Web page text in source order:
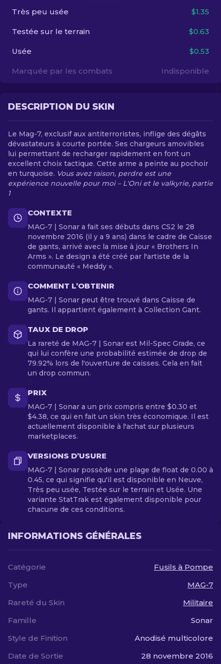
Très peu usée $1.35
Testée sur le terrain $0.63
Usée $0.53
Marquée par les combats Indisponible
DESCRIPTION DU SKIN
Le Mag-7, exclusif aux antiterroristes, inflige des dégâts
dévastateurs à courte portée. Ses chargeurs amovibles
lui permettant de recharger rapidement en font un
excellent choix tactique. Cette arme a peinte au pochoir
en turquoise. Vous avez raison, perdre est une
expérience nouvelle pour moi – L'Oni et le valkyrie, partie
1
CONTEXTE
MAG-7 | Sonar a fait ses débuts dans CS2 le 28
novembre 2016 (il y a 9 ans) dans le cadre de Caisse
de gants, arrivé avec la mise à jour « Brothers In
Arms ». Le design a été créé par l'artiste de la
communauté « Meddy ».
COMMENT L’OBTENIR
MAG-7 | Sonar peut être trouvé dans Caisse de
gants. Il appartient également à Collection Gant.
TAUX DE DROP
La rareté de MAG-7 | Sonar est Mil-Spec Grade, ce
qui lui confère une probabilité estimée de drop de
79.92% lors de l'ouverture de caisses. Cela en fait
un drop commun.
PRIX
MAG-7 | Sonar a un prix compris entre $0.30 et
$4.38, ce qui en fait un skin très économique. Il est
actuellement disponible à l'achat sur plusieurs
marketplaces.
VERSIONS D’USURE
MAG-7 | Sonar possède une plage de float de 0.00 à
0.45, ce qui signifie qu'il est disponible en Neuve,
Très peu usée, Testée sur le terrain et Usée. Une
variante StatTrak est également disponible pour
chacune de ces conditions.
INFORMATIONS GÉNÉRALES
Catégorie
Fusils à Pompe
Type
MAG-7
Rareté du Skin
Militaire
Famille
Sonar
Style de Finition
Anodisé multicolore
Date de Sortie
28 novembre 2016